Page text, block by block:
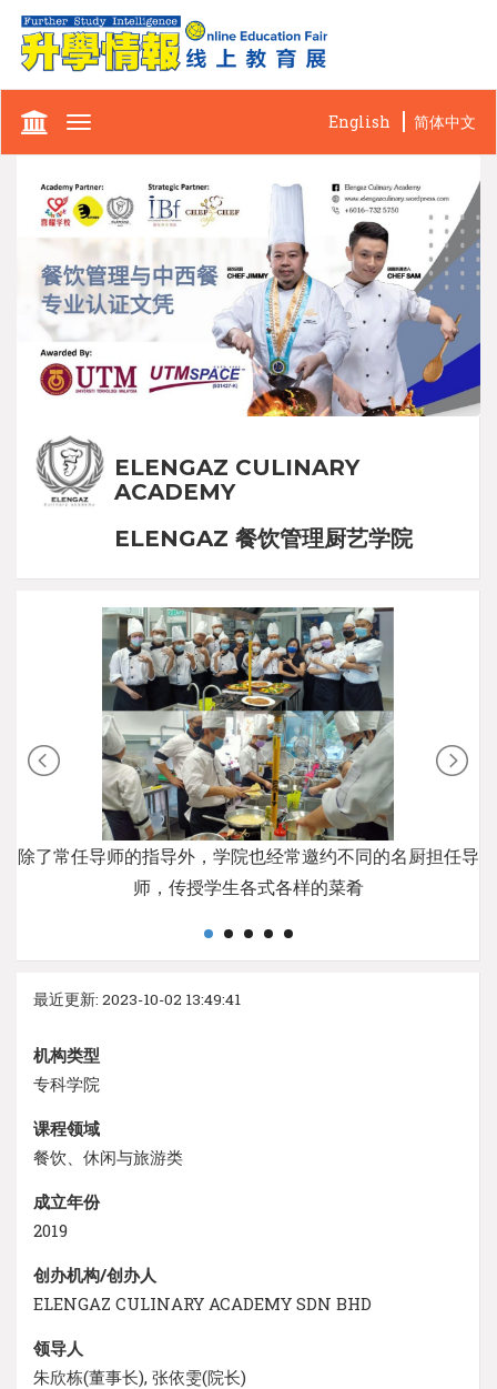
Toggle
English 简体中文
ELENGAZ CULINARY
ACADEMY
ELENGAZ 餐饮管理厨艺学院
除了常任导师的指导外，学院也经常邀约不同的名厨担任导
师，传授学生各式各样的菜肴
最近更新: 2023-10-02 13:49:41
机构类型
专科学院
课程领域
餐饮、休闲与旅游类
成立年份
2019
创办机构/创办人
ELENGAZ CULINARY ACADEMY SDN BHD
领导人
朱欣栋(董事长), 张依雯(院长)